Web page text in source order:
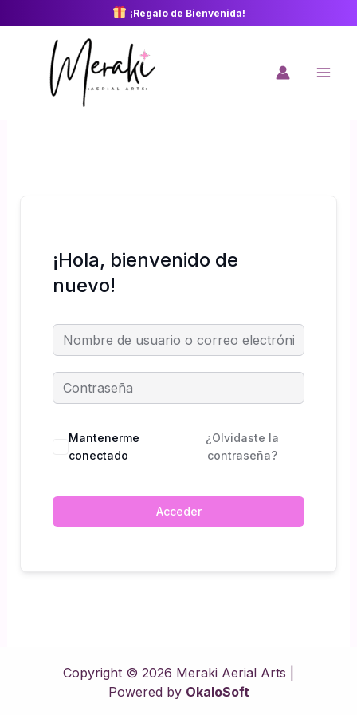
al
contenido
¡Regalo de Bienvenida!
¡Hola, bienvenido de
nuevo!
Mantenerme
conectado
¿Olvidaste la
contraseña?
Acceder
Copyright © 2026 Meraki Aerial Arts |
Powered by OkaloSoft